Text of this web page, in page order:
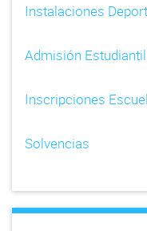
a
n
Instalaciones
Admisión
Inscripciones
Solvencias